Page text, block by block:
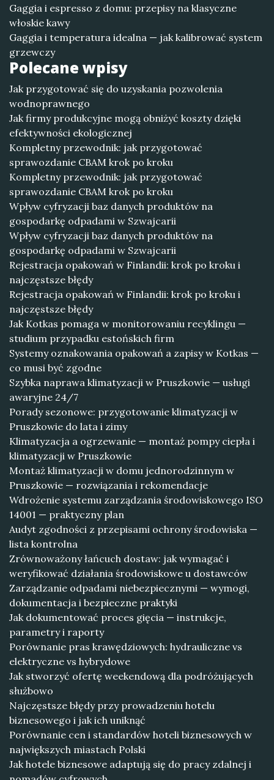
Gaggia i espresso z domu: przepisy na klasyczne
włoskie kawy
Gaggia i temperatura idealna — jak kalibrować system
grzewczy
Polecane wpisy
Jak przygotować się do uzyskania pozwolenia
wodnoprawnego
Jak firmy produkcyjne mogą obniżyć koszty dzięki
efektywności ekologicznej
Kompletny przewodnik: jak przygotować
sprawozdanie CBAM krok po kroku
Kompletny przewodnik: jak przygotować
sprawozdanie CBAM krok po kroku
Wpływ cyfryzacji baz danych produktów na
gospodarkę odpadami w Szwajcarii
Wpływ cyfryzacji baz danych produktów na
gospodarkę odpadami w Szwajcarii
Rejestracja opakowań w Finlandii: krok po kroku i
najczęstsze błędy
Rejestracja opakowań w Finlandii: krok po kroku i
najczęstsze błędy
Jak Kotkas pomaga w monitorowaniu recyklingu —
studium przypadku estońskich firm
Systemy oznakowania opakowań a zapisy w Kotkas —
co musi być zgodne
Szybka naprawa klimatyzacji w Pruszkowie — usługi
awaryjne 24/7
Porady sezonowe: przygotowanie klimatyzacji w
Pruszkowie do lata i zimy
Klimatyzacja a ogrzewanie — montaż pompy ciepła i
klimatyzacji w Pruszkowie
Montaż klimatyzacji w domu jednorodzinnym w
Pruszkowie — rozwiązania i rekomendacje
Wdrożenie systemu zarządzania środowiskowego ISO
14001 — praktyczny plan
Audyt zgodności z przepisami ochrony środowiska —
lista kontrolna
Zrównoważony łańcuch dostaw: jak wymagać i
weryfikować działania środowiskowe u dostawców
Zarządzanie odpadami niebezpiecznymi — wymogi,
dokumentacja i bezpieczne praktyki
Jak dokumentować proces gięcia — instrukcje,
parametry i raporty
Porównanie pras krawędziowych: hydrauliczne vs
elektryczne vs hybrydowe
Jak stworzyć ofertę weekendową dla podróżujących
służbowo
Najczęstsze błędy przy prowadzeniu hotelu
biznesowego i jak ich uniknąć
Porównanie cen i standardów hoteli biznesowych w
największych miastach Polski
Jak hotele biznesowe adaptują się do pracy zdalnej i